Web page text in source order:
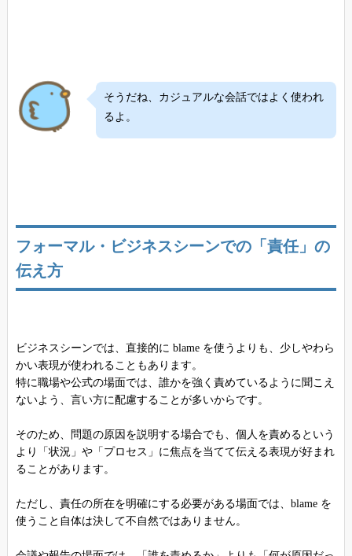
そうだね、カジュアルな会話ではよく使われ
るよ。
フォーマル・ビジネスシーンでの「責任」の
伝え方
ビジネスシーンでは、直接的に blame を使うよりも、少しやわら
かい表現が使われることもあります。
特に職場や公式の場面では、誰かを強く責めているように聞こえ
ないよう、言い方に配慮することが多いからです。
そのため、問題の原因を説明する場合でも、個人を責めるという
より「状況」や「プロセス」に焦点を当てて伝える表現が好まれ
ることがあります。
ただし、責任の所在を明確にする必要がある場面では、blame を
使うこと自体は決して不自然ではありません。